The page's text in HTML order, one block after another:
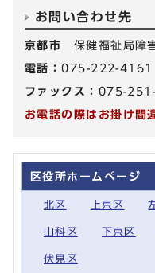
お問い合わせ先
京都市 保健福祉局障
電話：075-222-4161
ファックス： 075-
お電話の際はお掛け間
区役所ホームページ
北区 上京区
山科区 下京区
伏見区